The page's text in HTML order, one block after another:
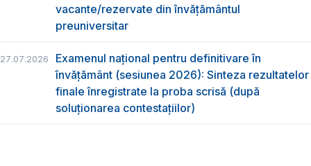
vacante/rezervate din învăţământul
preuniversitar
27.07.2026
Examenul național pentru definitivare în
învățământ (sesiunea 2026): Sinteza rezultatelor
finale înregistrate la proba scrisă (după
soluționarea contestațiilor)